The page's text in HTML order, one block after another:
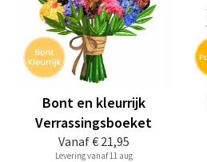
Vanaf€ 21,95
Bont en kleurrijk
Verrassingsboeket
Levering vanaf 11 aug